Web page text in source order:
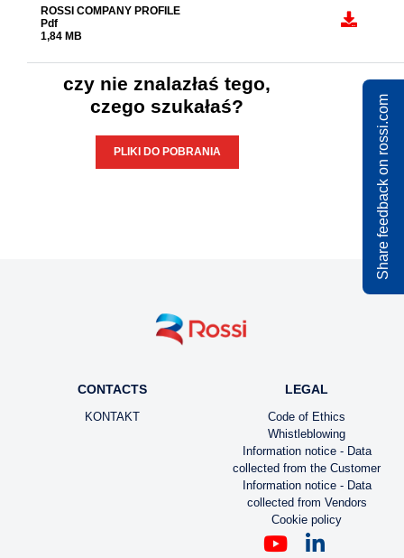
ROSSI COMPANY PROFILE
Pdf
1,84 MB
czy nie znalazłaś tego,
czego szukałaś?
PLIKI DO POBRANIA
CONTACTS
KONTAKT
LEGAL
Code of Ethics
Whistleblowing
Information notice - Data
collected from the Customer
Information notice - Data
collected from Vendors
Cookie policy
Share feedback on rossi.com